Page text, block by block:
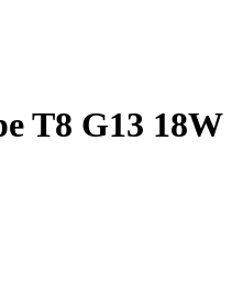
T8 G13 18W